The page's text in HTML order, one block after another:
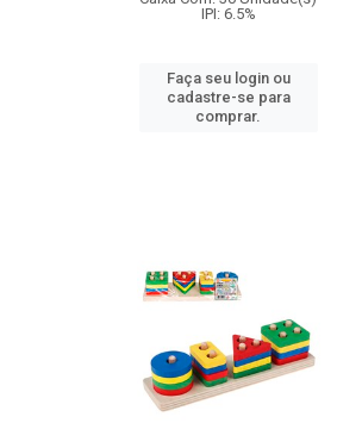
IPI: 6.5%
Faça seu login ou
cadastre-se para
comprar.